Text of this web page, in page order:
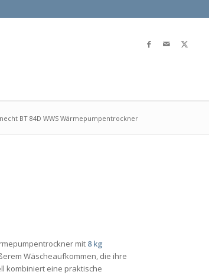
BT 84D WWS Wärmepumpentrockner
mit 8 kg
Wäscheaufkommen, die ihre
kombiniert eine praktische